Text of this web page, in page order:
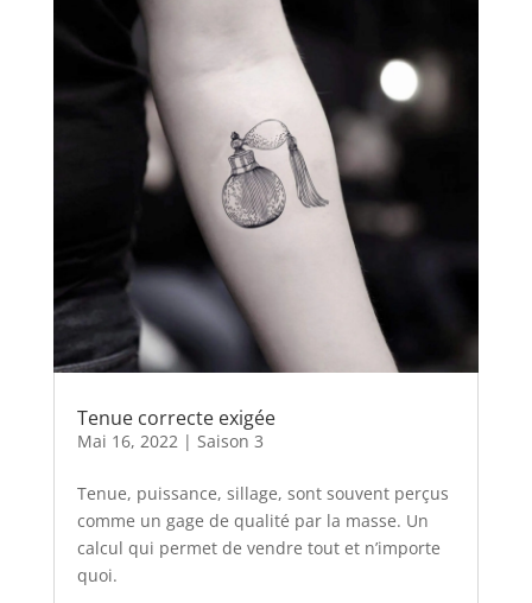
Tenue correcte exigée
Mai 16, 2022 | Saison 3
Tenue, puissance, sillage, sont souvent perçus
comme un gage de qualité par la masse. Un
calcul qui permet de vendre tout et n’importe
quoi.